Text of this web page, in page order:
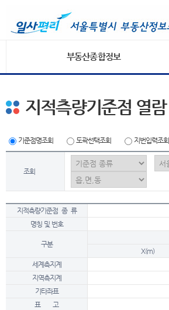
부동산종합정보
지적측량기준점 열람
기준점명조회 도곽선택조회 지번입력조회
조회
지적측량기준점 종 류
명칭 및 번호
구분
X(m)
세계측지계
지역측지계
기타좌표
표 고